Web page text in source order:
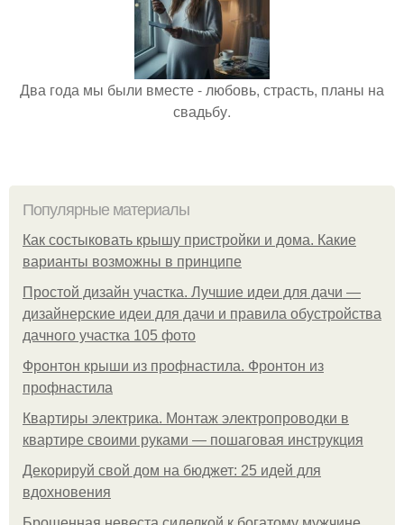
Два года мы были вместе - любовь, страсть, планы на
свадьбу.
Популярные материалы
Как состыковать крышу пристройки и дома. Какие
варианты возможны в принципе
Простой дизайн участка. Лучшие идеи для дачи —
дизайнерские идеи для дачи и правила обустройства
дачного участка 105 фото
Фронтон крыши из профнастила. Фронтон из
профнастила
Квартиры электрика. Монтаж электропроводки в
квартире своими руками — пошаговая инструкция
Декорируй свой дом на бюджет: 25 идей для
вдохновения